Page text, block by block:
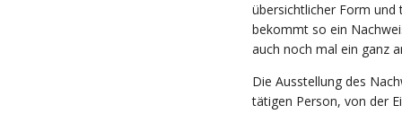
übersichtlicher Form und
bekommt so ein
auch noch mal ein ganz
Die Ausstellung des
tätigen Person, von der